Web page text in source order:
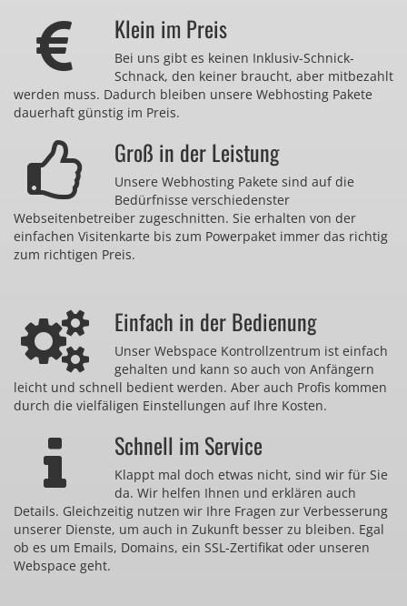
Klein im Preis
Bei uns gibt es keinen Inklusiv-Schnick-
Schnack, den keiner braucht, aber mitbezahlt
werden muss. Dadurch bleiben unsere Webhosting Pakete
dauerhaft günstig im Preis.
Groß in der Leistung
Unsere Webhosting Pakete sind auf die
Bedürfnisse verschiedenster
Webseitenbetreiber zugeschnitten. Sie erhalten von der
einfachen Visitenkarte bis zum Powerpaket immer das richtig
zum richtigen Preis.
Einfach in der Bedienung
Unser Webspace Kontrollzentrum ist einfach
gehalten und kann so auch von Anfängern
leicht und schnell bedient werden. Aber auch Profis kommen
durch die vielfäligen Einstellungen auf Ihre Kosten.
Schnell im Service
Klappt mal doch etwas nicht, sind wir für Sie
da. Wir helfen Ihnen und erklären auch
Details. Gleichzeitig nutzen wir Ihre Fragen zur Verbesserung
unserer Dienste, um auch in Zukunft besser zu bleiben. Egal
ob es um Emails, Domains, ein SSL-Zertifikat oder unseren
Webspace geht.